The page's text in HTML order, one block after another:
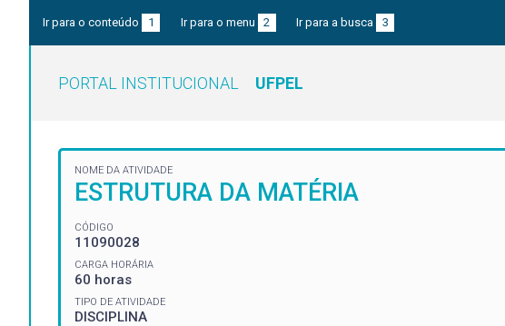
Ir para o conteúdo 1 Ir para o menu 2 Ir para a busca 3
PORTAL INSTITUCIONAL UFPEL
NOME DA ATIVIDADE
ESTRUTURA DA MATÉRIA
CÓDIGO
11090028
CARGA HORÁRIA
60 horas
TIPO DE ATIVIDADE
DISCIPLINA